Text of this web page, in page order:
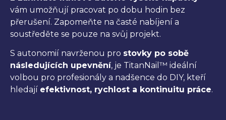
vám umožňují pracovat po dobu hodin bez
přerušení. Zapomeňte na časté nabíjení a
soustředěte se pouze na svůj projekt.
S autonomií navrženou pro stovky po sobě
následujících upevnění, je TitanNail™ ideální
volbou pro profesionály a nadšence do DIY, kteří
hledají efektivnost, rychlost a kontinuitu práce.